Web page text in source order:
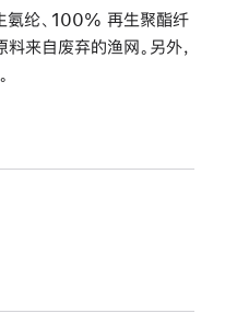
纶、100% 再生聚酯纤
来自废弃的渔网。另外，